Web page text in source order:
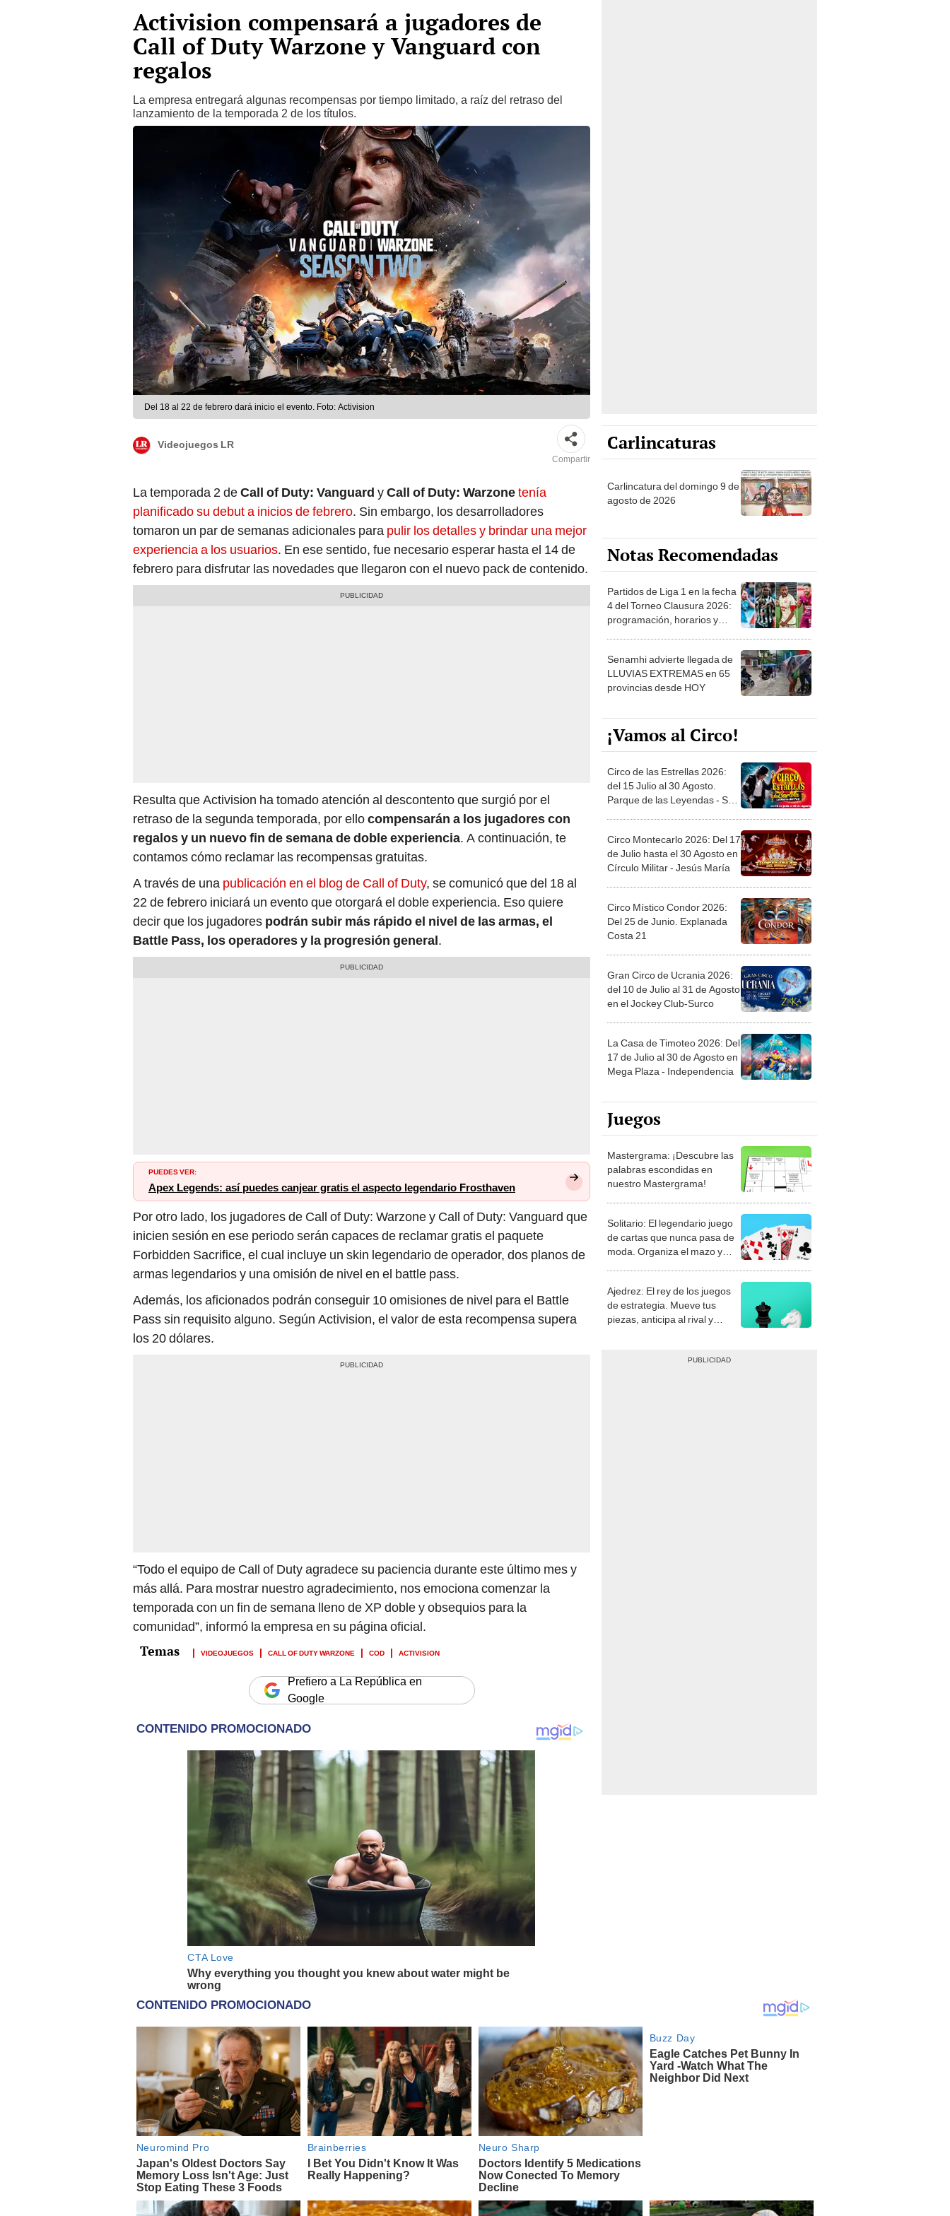
Activision compensará a jugadores de
Call of Duty Warzone y Vanguard con
regalos
La empresa entregará algunas recompensas por tiempo limitado, a raíz del retraso del
lanzamiento de la temporada 2 de los títulos.
Del 18 al 22 de febrero dará inicio el evento. Foto: Activision
Videojuegos LR
Compartir
La temporada 2 deCall of Duty: Vanguard yCall of Duty: Warzonetenía
planificado su debut a inicios de febrero. Sin embargo, los desarrolladores
tomaron un par de semanas adicionales para pulir los detalles y brindar una mejor
experiencia a los usuarios. En ese sentido, fue necesario esperar hasta el 14 de
febrero para disfrutar las novedades que llegaron con el nuevo pack de contenido.
Resulta que Activision ha tomado atención al descontento que surgió por el
retraso de la segunda temporada, por ellocompensarán a los jugadores con
regalos y un nuevo fin de semana de doble experiencia. A continuación, te
contamos cómo reclamar las recompensas gratuitas.
A través de una publicación en el blog de Call of Duty, se comunicó que del 18 al
22 de febrero iniciará un evento que otorgará el doble experiencia. Eso quiere
decir que los jugadores podrán subir más rápido el nivel de las armas, el
Battle Pass, los operadores y la progresión general.
PUEDES VER:
Apex Legends: así puedes canjear gratis el aspecto legendario Frosthaven
Por otro lado, los jugadores de Call of Duty: Warzone y Call of Duty: Vanguard que
inicien sesión en ese periodo serán capaces de reclamar gratis el paquete
Forbidden Sacrifice, el cual incluye un skin legendario de operador, dos planos de
armas legendarios y una omisión de nivel en el battle pass.
Además, los aficionados podrán conseguir 10 omisiones de nivel para el Battle
Pass sin requisito alguno. Según Activision, el valor de esta recompensa supera
los 20 dólares.
“Todo el equipo de Call of Duty agradece su paciencia durante este último mes y
más allá. Para mostrar nuestro agradecimiento, nos emociona comenzar la
temporada con un fin de semana lleno de XP doble y obsequios para la
comunidad”, informó la empresa en su página oficial.
VIDEOJUEGOS CALL OF DUTY WARZONE COD ACTIVISION
Prefiero a La República en
Google
Carlincaturas
Carlincatura del domingo 9 de
agosto de 2026
Notas Recomendadas
Partidos de Liga 1 en la fecha
4 del Torneo Clausura 2026:
programación, horarios y
Senamhi advierte llegada de
LLUVIAS EXTREMAS en 65
provincias desde HOY
¡Vamos al Circo!
Circo de las Estrellas 2026:
del 15 Julio al 30 Agosto.
Parque de las Leyendas - San
Circo Montecarlo 2026: Del 17
de Julio hasta el 30 Agosto en
Círculo Militar - Jesús María
Circo Místico Condor 2026:
Del 25 de Junio. Explanada
Costa 21
Gran Circo de Ucrania 2026:
del 10 de Julio al 31 de Agosto
en el Jockey Club-Surco
La Casa de Timoteo 2026: Del
17 de Julio al 30 de Agosto en
Mega Plaza - Independencia
Juegos
Mastergrama: ¡Descubre las
palabras escondidas en
nuestro Mastergrama!
Solitario: El legendario juego
de cartas que nunca pasa de
moda. Organiza el mazo y
Ajedrez: El rey de los juegos
de estrategia. Mueve tus
piezas, anticipa al rival y